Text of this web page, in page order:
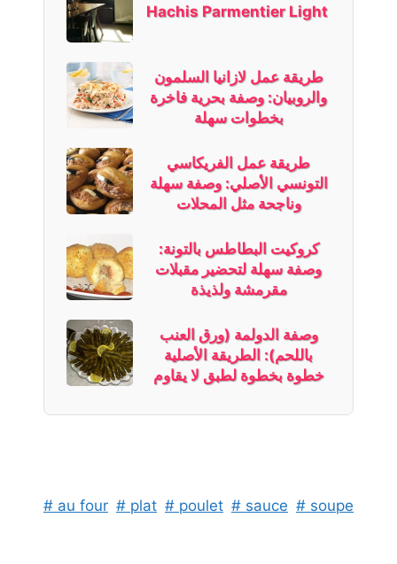
Hachis Parmentier Light
طريقة عمل لازانيا السلمون
والروبيان: وصفة بحرية فاخرة
بخطوات سهلة
طريقة عمل الفريكاسي
التونسي الأصلي: وصفة سهلة
وناجحة مثل المحلات
كروكيت البطاطس بالتونة:
وصفة سهلة لتحضير مقبلات
مقرمشة ولذيذة
وصفة الدولمة (ورق العنب
باللحم): الطريقة الأصلية
خطوة بخطوة لطبق لا يقاوم
# au four # plat # poulet # sauce # soupe